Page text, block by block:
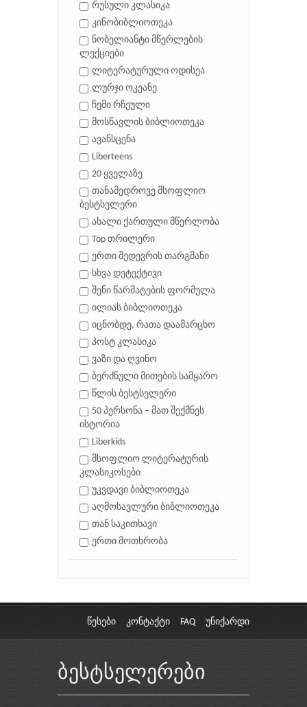
რუსული კლასიკა
კინობიბლიოთეკა
ნობელიანტი მწერლების
ლექციები
ლიტერატურული ოდისეა
ლურჯი ოკეანე
ჩემი რჩეული
მოსწავლის ბიბლიოთეკა
ავანსცენა
Liberteens
20 ყველაზე
თანამედროვე მსოფლიო
ბესტსელერი
ახალი ქართული მწერლობა
Top თრილერი
ერთი შედევრის თარგმანი
სხვა დეტექტივი
შენი წარმატების ფორმულა
ილიას ბიბლიოთეკა
იცნობდე, რათა დაამარცხო
პოსტ კლასიკა
ვაზი და ღვინო
ბერძნული მითების სამყარო
წლის ბესტსელერი
50 პერსონა – მათ შექმნეს
ისტორია
Liberkids
მსოფლიო ლიტერატურის
კლასიკოსები
უკვდავი ბიბლიოთეკა
აღმოსავლური ბიბლიოთეკა
თან საკითხავი
ერთი მოთხრობა
წესები კონტაქტი FAQ უნიქარდი
ბესტსელერები